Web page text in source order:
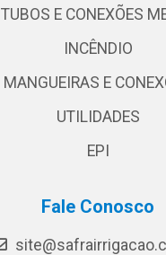
TUBOS E CONEXÕES
INCÊNDIO
MANGUEIRAS E
UTILIDADES
EPI
Fale Conosco